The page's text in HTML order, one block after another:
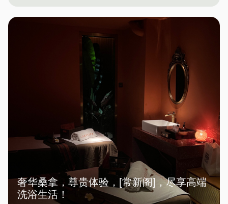
奢华桑拿，尊贵体验，[常新阁]，尽享高端
洗浴生活！